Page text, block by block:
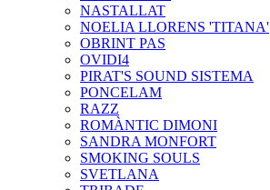
NASTALLAT
NOELIA LLORENS 'TITANA'
OBRINT PAS
OVIDI4
PIRAT'S SOUND SISTEMA
PONCELAM
RAZZ
ROMÀNTIC DIMONI
SANDRA MONFORT
SMOKING SOULS
SVETLANA